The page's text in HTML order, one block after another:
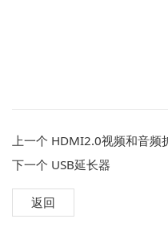
上一个 HDMI2.0视频和音频
下一个 USB延长器
返回